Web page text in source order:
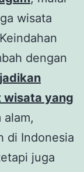
wisata
dengan
wisata yang
alam,
di Indonesia
juga